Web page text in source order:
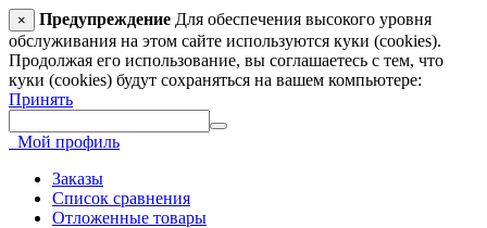
× Предупреждение Для обеспечения высокого уровня
обслуживания на этом сайте используются куки (cookies).
Продолжая его использование, вы соглашаетесь с тем, что
куки (cookies) будут сохраняться на вашем компьютере:
Принять
Мой профиль
Заказы
Список сравнения
Отложенные товары